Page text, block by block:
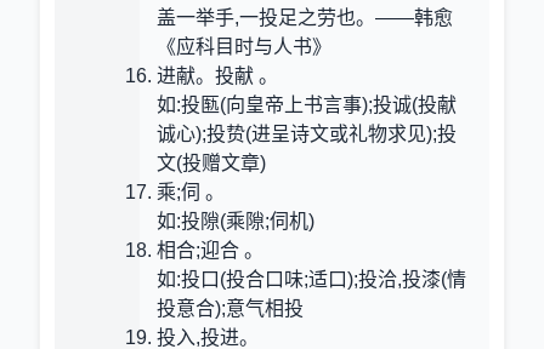
盖一举手,一投足之劳也。——韩愈
《应科目时与人书》
进献。投献 。
如:投匦(向皇帝上书言事);投诚(投献
诚心);投贽(进呈诗文或礼物求见);投
文(投赠文章)
乘;伺 。
如:投隙(乘隙;伺机)
相合;迎合 。
如:投口(投合口味;适口);投洽,投漆(情
投意合);意气相投
投入,投进。